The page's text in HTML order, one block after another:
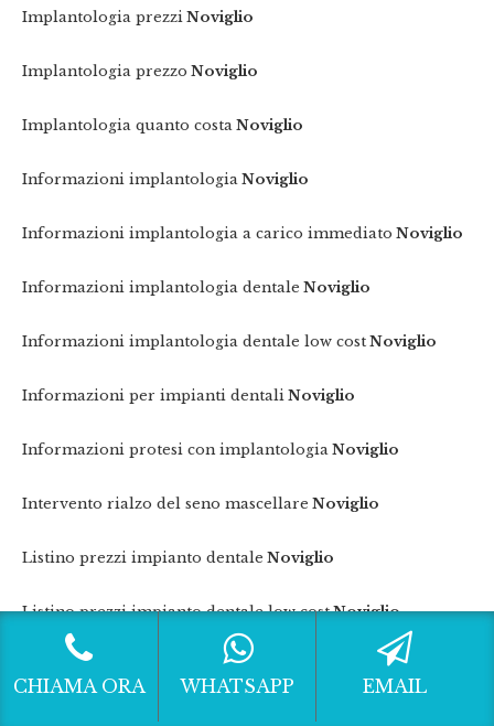
Implantologia prezzi Noviglio
Implantologia prezzo Noviglio
Implantologia quanto costa Noviglio
Informazioni implantologia Noviglio
Informazioni implantologia a carico immediato Noviglio
Informazioni implantologia dentale Noviglio
Informazioni implantologia dentale low cost Noviglio
Informazioni per impianti dentali Noviglio
Informazioni protesi con implantologia Noviglio
Intervento rialzo del seno mascellare Noviglio
Listino prezzi impianto dentale Noviglio
Listino prezzi impianto dentale low costNoviglio
Listino prezzi per impianto dentale
Preventivi impianti dentali low cost Noviglio
CHIAMA ORA WHATSAPP EMAIL